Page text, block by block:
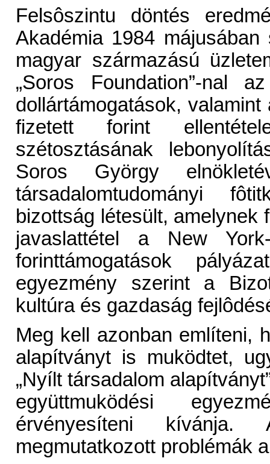
Felsôszintu döntés
Akadémia 1984
magyar származású
„Soros Foundation”-nal
dollártámogatások,
fizetett forint
szétosztásának
Soros György
társadalomtudományi
bizottság létesült, amelynek
javaslattétel a New
forinttámogatások
egyezmény szerint a
kultúra és gazdaság
Meg kell azonban említeni,
alapítványt is muködtet,
„Nyílt társadalom
együttmuködési
érvényesíteni
megmutatkozott problémák